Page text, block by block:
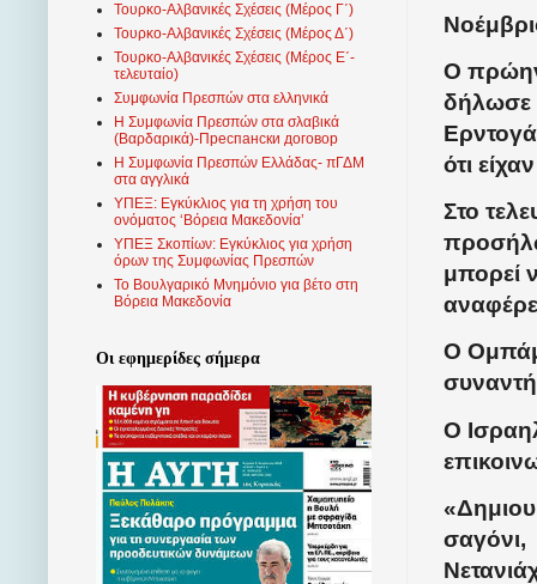
Ο
δήλωσε
ότι
Στο
μπορεί
Ο
Ο
σαγόνι,
Τουρκο-Αλβανικές Σχέσεις (Μέρος Γ΄)
Τουρκο-Αλβανικές Σχέσεις (Μέρος Δ΄)
Τουρκο-Αλβανικές Σχέσεις (Μέρος Ε΄-
τελευταίο)
Συμφωνία Πρεσπών στα ελληνικά
Η Συμφωνία Πρεσπών στα σλαβικά
(Βαρδαρικά)-Преспански договор
Η Συμφωνία Πρεσπών Ελλάδας- πΓΔΜ
στα αγγλικά
ΥΠΕΞ: Εγκύκλιος για τη χρήση του
ονόματος ‘Βόρεια Μακεδονία’
ΥΠΕΞ Σκοπίων: Εγκύκλιος για χρήση
όρων της Συμφωνίας Πρεσπών
Το Βουλγαρικό Μνημόνιο για βέτο στη
Βόρεια Μακεδονία
Οι εφημερίδες σήμερα